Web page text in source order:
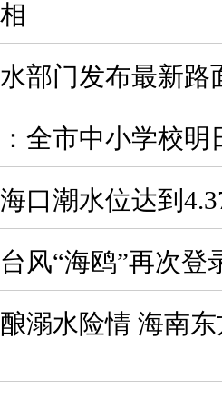
部门发布最新路
全市中小学校明
口潮水位达到
风“海鸥”再次登
溺水险情 海南